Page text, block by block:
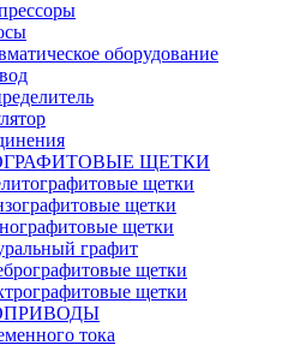
оборудование
ЩЕТКИ
щетки
щетки
щетки
графит
щетки
щетки
тока